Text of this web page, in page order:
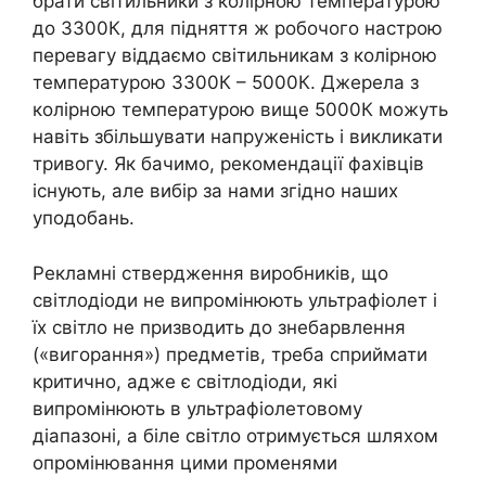
до 3300К, для підняття ж робочого настрою
перевагу віддаємо світильникам з колірною
температурою 3300К – 5000К. Джерела з
колірною температурою вище 5000К можуть
навіть збільшувати напруженість і викликати
тривогу. Як бачимо, рекомендації фахівців
існують, але вибір за нами згідно наших
уподобань.
Рекламні ствердження виробників, що
світлодіоди не випромінюють ультрафіолет і
їх світло не призводить до знебарвлення
(«вигорання») предметів, треба сприймати
критично, адже є світлодіоди, які
випромінюють в ультрафіолетовому
діапазоні, а біле світло отримується шляхом
опромінювання цими променями